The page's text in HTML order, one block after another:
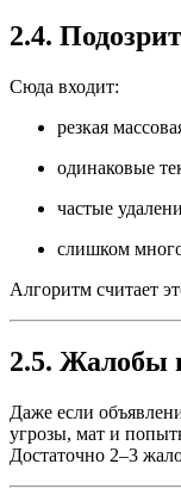
2.4.
Сюда входит:
резкая
одинаковые
частые
слишком
Алгоритм считает
2.5. Жалобы
Даже если
угрозы, мат и
Достаточно 2–3